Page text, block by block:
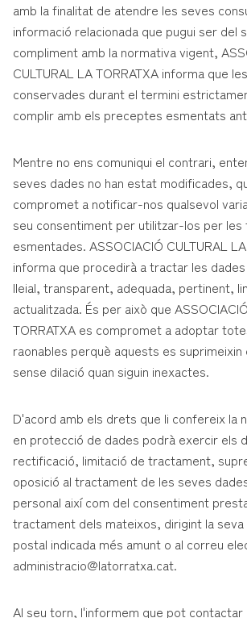
amb la finalitat de atendre les seves
informació relacionada que pugui ser del
compliment amb la normativa vigent,
CULTURAL LA TORRATXA informa que
conservades durant el termini
complir amb els preceptes esmentats
Mentre no ens comuniqui el contrari,
seves dades no han estat modificades,
compromet a notificar-nos qualsevol
seu consentiment per utilitzar-los per les
esmentades. ASSOCIACIÓ CULTURAL
informa que procedirà a tractar les
lleial, transparent, adequada, pertinent,
actualitzada. És per això que
TORRATXA es compromet a adoptar
raonables perquè aquests es
sense dilació quan siguin inexactes.
D'acord amb els drets que li confereix la
en protecció de dades podrà exercir els
rectificació, limitació de tractament,
oposició al tractament de les seves
personal així com del consentiment
tractament dels mateixos, dirigint la
postal indicada més amunt o al correu
administracio@latorratxa.cat.
Al seu torn, l'informem que pot contactar